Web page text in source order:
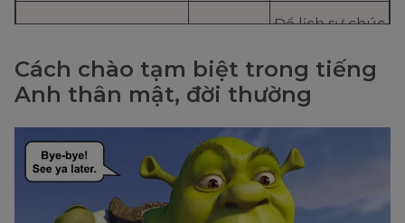
Hope you have a
wonderful
bạn có
một ngày
cuối tuần
tuyệt vời.
Để lịch sự chúc
khoảng thời
gian vui vẻ sau
gỡ/trò chuyện
của bạn.
Cách chào
Cách chào tạm biệt trong tiếng
Anh thân mật, đời thường